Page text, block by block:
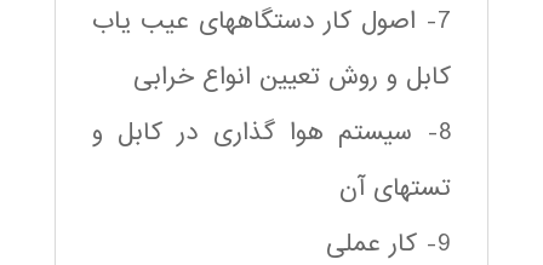
7- اصول کار دستگاههای عیب یاب
کابل و روش تعیین انواع خرابی
8- سیستم هوا گذاری در کابل و
تستهای آن
9- کار عملی